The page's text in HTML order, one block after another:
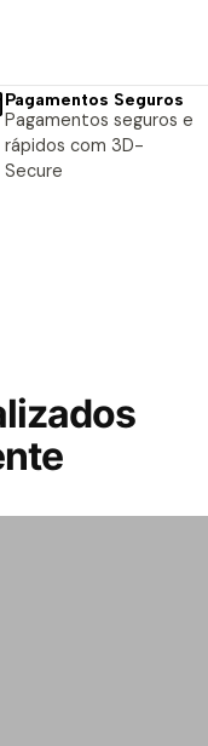
Pagamentos Seguros
Pagamentos seguros e
rápidos com 3D-
Secure